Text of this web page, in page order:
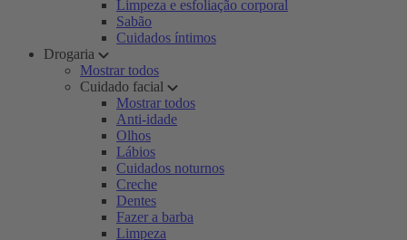
Limpeza e esfoliação corporal
Sabão
Cuidados íntimos
Drogaria
Mostrar todos
Cuidado facial
Mostrar todos
Anti-idade
Olhos
Lábios
Cuidados noturnos
Creche
Dentes
Fazer a barba
Limpeza